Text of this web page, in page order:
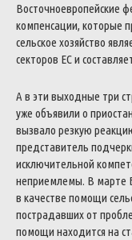
Восточноевропейские
компенсации, которые
сельское хозяйство
секторов ЕСи
А в эти выходные три
уже объявили о
вызвало резкую
представитель
исключительной
неприемлемы. В марте
в качестве помощи
пострадавшихот
помощи находится на